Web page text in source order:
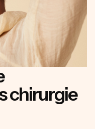
chirurgie